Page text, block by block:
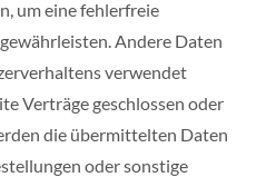
um eine fehlerfreie
Andere Daten
verwendet
Verträge geschlossen oder
die übermittelten Daten
oder sonstige